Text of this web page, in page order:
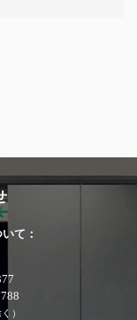
て：
）